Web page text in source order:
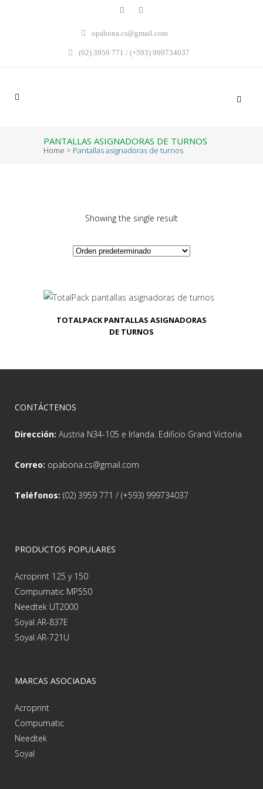
opabona.cs@gmail.com
(02) 3959 771 / (+593) 999734037
PANTALLAS ASIGNADORAS DE TURNOS
Home > Pantallas asignadoras de turnos
Showing the single result
TOTALPACK PANTALLAS ASIGNADORAS
DE TURNOS
CONTÁCTENOS
Dirección: Austria N34-105 e Irlanda. Edificio Grand Victoria
Correo: opabona.cs@gmail.com
Teléfonos: (02) 3959 771 / (+593) 999734037
PRODUCTOS POPULARES
Acroprint 125 y 150
Compumatic MP550
Needtek UT2000
Soyal AR-837E
Soyal AR-721U
MARCAS ASOCIADAS
Acroprint
Compumatic
Needtek
Soyal